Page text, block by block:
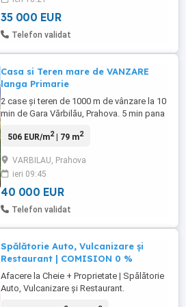
bransament optional ...
35 000 EUR
Telefon validat
Casa si Teren mare de VANZARE
langa Primarie
2 case și teren de 1000 m de vânzare la 10
min de Gara Vărbilău, Prahova. 5 min pana
15 min . O casă este locuibilă, cea dea
2 camera. Bucatarie & canalizare&butelie,
fosa sseptică. Acoperis nou, pereti ref ...
506 EUR/m2| 79 m2
VARBILAU, Prahova
ieri 09:45
40 000 EUR
Telefon validat
Spălătorie Auto, Vulcanizare și
Restaurant | COMISION 0 %
Afacere la Cheie + Proprietate | Spălătorie
Auto, Vulcanizare și Restaurant.